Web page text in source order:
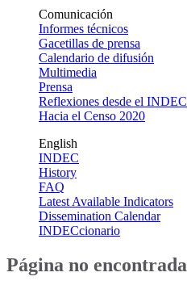
Comunicación
Informes técnicos
Gacetillas de prensa
Calendario de difusión
Multimedia
Prensa
Reflexiones desde el INDEC
Hacia el Censo 2020
English
INDEC
History
FAQ
Latest Available Indicators
Dissemination Calendar
INDECcionario
Página no encontrada